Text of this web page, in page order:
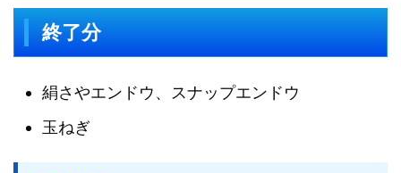
終了分
絹さやエンドウ、スナップエンドウ
玉ねぎ